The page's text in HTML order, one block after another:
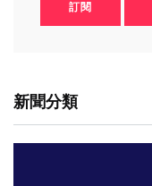
訂閱
新聞分類